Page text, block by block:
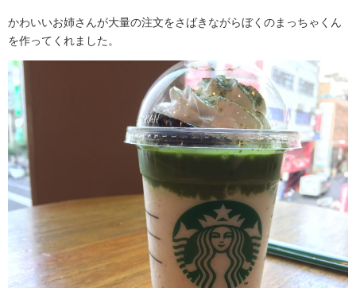
かわいいお姉さんが大量の注文をさばきながらぼくのまっちゃくん
を作ってくれました。